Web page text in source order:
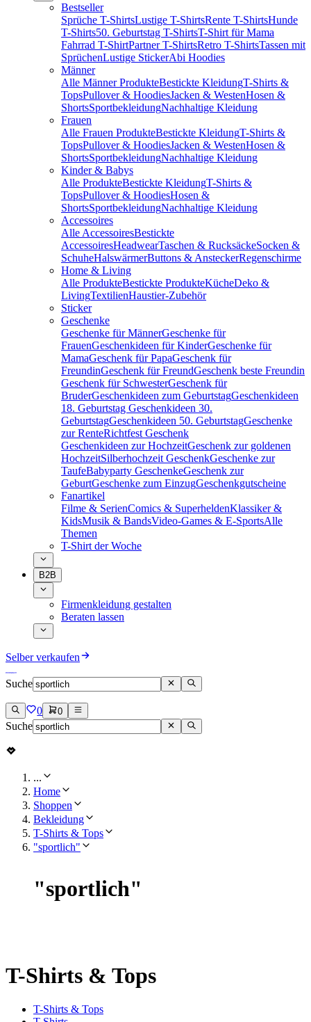
Bestseller
Sprüche T-ShirtsLustige T-ShirtsRente T-ShirtsHunde
T-Shirts50. Geburtstag T-ShirtsT-Shirt für Mama
Fahrrad T-ShirtPartner T-ShirtsRetro T-ShirtsTassen mit
SprüchenLustige StickerAbi Hoodies
Männer
Alle Männer ProdukteBestickte KleidungT-Shirts &
TopsPullover & HoodiesJacken & WestenHosen &
ShortsSportbekleidungNachhaltige Kleidung
Frauen
Alle Frauen ProdukteBestickte KleidungT-Shirts &
TopsPullover & HoodiesJacken & WestenHosen &
ShortsSportbekleidungNachhaltige Kleidung
Kinder & Babys
Alle ProdukteBestickte KleidungT-Shirts &
TopsPullover & HoodiesHosen &
ShortsSportbekleidungNachhaltige Kleidung
Accessoires
Alle AccessoiresBestickte
AccessoiresHeadwearTaschen & RucksäckeSocken &
SchuheHalswärmerButtons & AnsteckerRegenschirme
Home & Living
Alle ProdukteBestickte ProdukteKücheDeko &
LivingTextilienHaustier-Zubehör
Sticker
Geschenke
Geschenke für MännerGeschenke für
FrauenGeschenkideen für KinderGeschenke für
MamaGeschenk für PapaGeschenk für
FreundinGeschenk für FreundGeschenk beste Freundin
Geschenk für SchwesterGeschenk für
BruderGeschenkideen zum GeburtstagGeschenkideen
18. Geburtstag Geschenkideen 30.
GeburtstagGeschenkideen 50. GeburtstagGeschenke
zur RenteRichtfest Geschenk
Geschenkideen zur HochzeitGeschenk zur goldenen
HochzeitSilberhochzeit GeschenkGeschenke zur
TaufeBabyparty GeschenkeGeschenk zur
GeburtGeschenke zum EinzugGeschenkgutscheine
Fanartikel
Filme & SerienComics & SuperheldenKlassiker &
KidsMusik & BandsVideo-Games & E-SportsAlle
Themen
T-Shirt der Woche
B2B
Firmenkleidung gestalten
Beraten lassen
Selber verkaufen
Suche
0 0
Suche
...
Home
Shoppen
Bekleidung
T-Shirts & Tops
"sportlich"
"sportlich"
T-Shirts & Tops
T-Shirts & Tops